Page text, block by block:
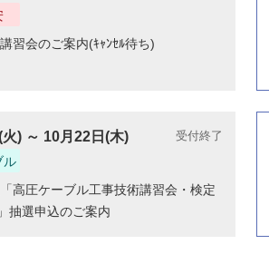
習会のご案内(ｷｬﾝｾﾙ待ち)
受付終了
) ～ 10月22日(木)
ル
高圧ケーブル工事技術講習会・検定
抽選申込のご案内